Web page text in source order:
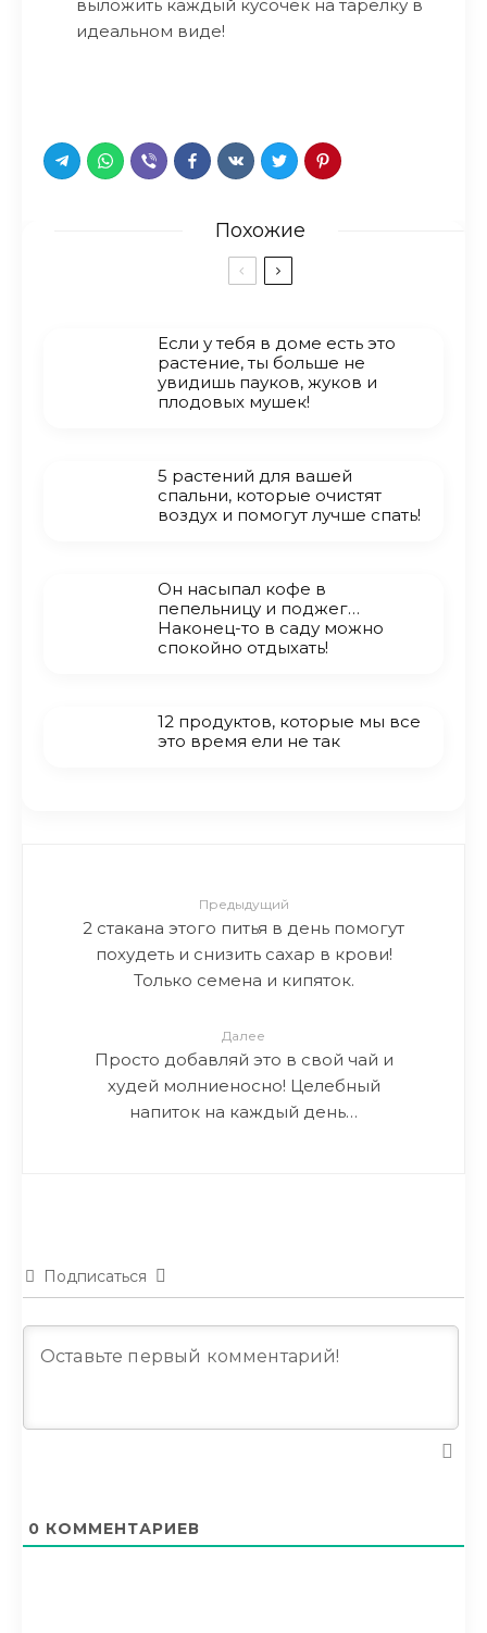
выложить каждый кусочек на тарелку в
идеальном виде!
Похожие
Если у тебя в доме есть это
растение, ты больше не
увидишь пауков, жуков и
плодовых мушек!
5 растений для вашей
спальни, которые очистят
воздух и помогут лучше спать!
Он насыпал кофе в
пепельницу и поджег…
Наконец-то в саду можно
спокойно отдыхать!
12 продуктов, которые мы все
это время ели не так
Предыдущий
2 стакана этого питья в день помогут
похудеть и снизить сахар в крови!
Только семена и кипяток.
Далее
Просто добавляй это в свой чай и
худей молниеносно! Целебный
напиток на каждый день…
Подписаться
0 КОММЕНТАРИЕВ